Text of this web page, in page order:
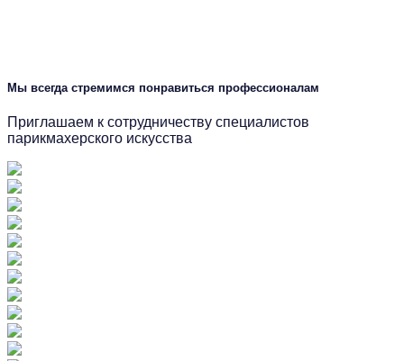
Мы всегда стремимся понравиться профессионалам
Приглашаем к сотрудничеству специалистов
парикмахерского искусства